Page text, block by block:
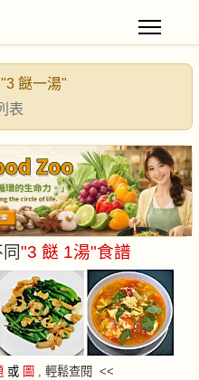
餸一湯"
表
"3 餸 1湯"食譜
或圖 , 輕鬆查閱 <<